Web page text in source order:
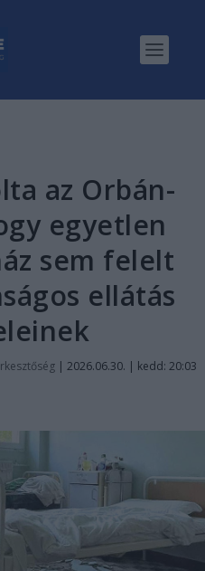
az Orbán-
egyetlen
sem felelt
ellátás
| 2026.06.30. | kedd: 20:03